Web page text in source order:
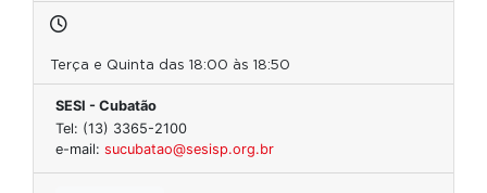
Terça e Quinta das 18:00 às 18:50
SESI - Cubatão
Tel: (13) 3365-2100
e-mail: sucubatao@sesisp.org.br